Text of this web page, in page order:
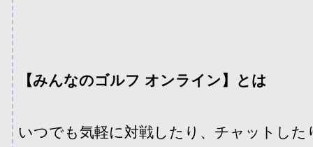
【みんなのゴルフ オンライン】とは
いつでも気軽に対戦したり、チャットした